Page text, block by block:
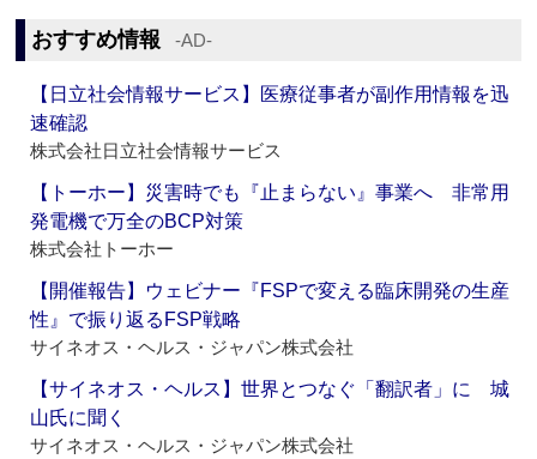
おすすめ情報 ‐AD‐
【日立社会情報サービス】医療従事者が副作用情報を迅
速確認
株式会社日立社会情報サービス
【トーホー】災害時でも『止まらない』事業へ 非常用
発電機で万全のBCP対策
株式会社トーホー
【開催報告】ウェビナー『FSPで変える臨床開発の生産
性』で振り返るFSP戦略
サイネオス・ヘルス・ジャパン株式会社
【サイネオス・ヘルス】世界とつなぐ「翻訳者」に 城
山氏に聞く
サイネオス・ヘルス・ジャパン株式会社